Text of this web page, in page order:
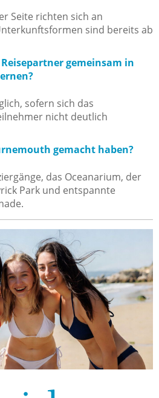
Seite richten sich an
sind bereits ab
gemeinsam in
sofern sich das
nicht deutlich
gemacht haben?
das Oceanarium, der
Park und entspannte